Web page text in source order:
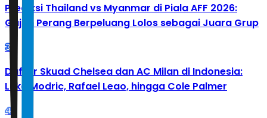
Prediksi Thailand vs Myanmar di Piala AFF 2026:
Gajah Perang Berpeluang Lolos sebagai Juara Grup
3
Daftar Skuad Chelsea dan AC Milan di Indonesia:
Luka Modric, Rafael Leao, hingga Cole Palmer
4